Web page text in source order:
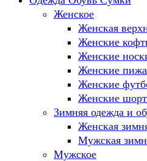
Женское
Женская
Женские
Женские
Женские
Женские
Женские
Зимняя одежда и
Женская
Мужская
Мужское